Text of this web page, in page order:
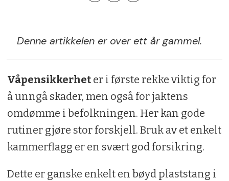
Denne artikkelen er over ett år gammel.
Våpensikkerhet er i første rekke viktig for
å unngå skader, men også for jaktens
omdømme i befolkningen. Her kan gode
rutiner gjøre stor forskjell. Bruk av et enkelt
kammerflagg er en svært god forsikring.
Dette er ganske enkelt en bøyd plaststang i